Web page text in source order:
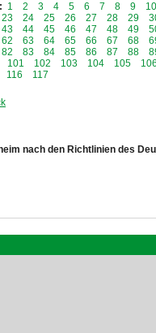
1 2 3 4 5 6 7 8 9
10
23 24 25 26 27 28 29
43 44 45 46 47 48 49
62 63 64 65 66 67 68
82 83 84 85 86 87 88
101 102 103 104 105
116 117
nach den Richtlinien des